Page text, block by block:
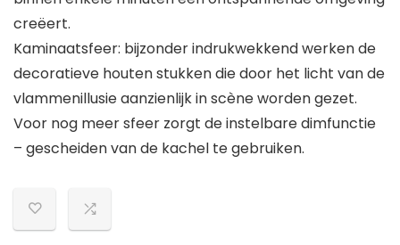
creëert.
Kaminaatsfeer: bijzonder indrukwekkend werken de
decoratieve houten stukken die door het licht van de
vlammenillusie aanzienlijk in scène worden gezet.
Voor nog meer sfeer zorgt de instelbare dimfunctie
– gescheiden van de kachel te gebruiken.